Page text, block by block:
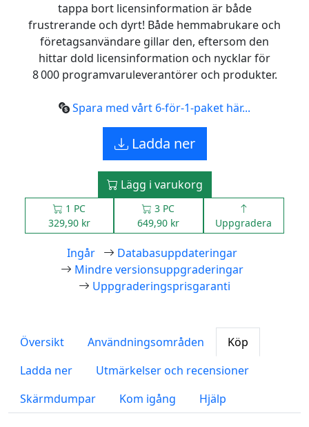
tappa bort licensinformation är både
frustrerande och dyrt! Både hemmabrukare och
företagsanvändare gillar den, eftersom den
hittar dold licensinformation och nycklar för
8 000 programvaruleverantörer och produkter.
Spara med vårt 6‑för‑1‑paket här...
Ladda ner
Lägg i varukorg
1 PC
329,90 kr
3 PC
649,90 kr
Uppgradera
Ingår
Databasuppdateringar
Mindre versionsuppgraderingar
Uppgraderingsprisgaranti
Översikt Användningsområden
Köp
Ladda ner
Utmärkelser och recensioner
Skärmdumpar
Kom igång Hjälp